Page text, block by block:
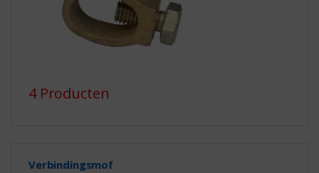
4 Producten
Verbindingsmof